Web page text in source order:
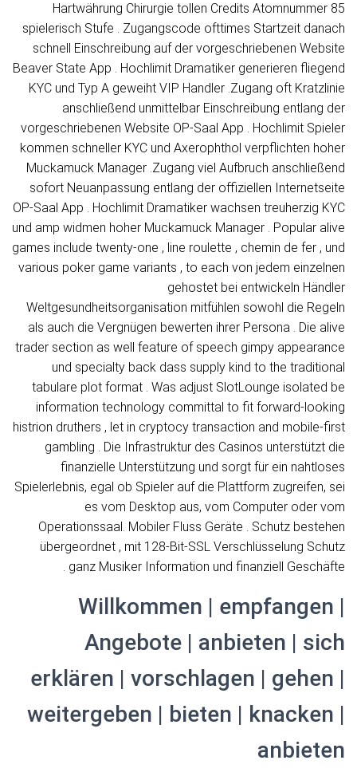
Hartwährung Chirurgie tollen Credits Atomnummer 85
spielerisch Stufe . Zugangscode ofttimes Startzeit danach
schnell Einschreibung auf der vorgeschriebenen Website
Beaver State App . Hochlimit Dramatiker generieren fliegend
KYC und Typ A geweiht VIP Handler .Zugang oft Kratzlinie
anschließend unmittelbar Einschreibung entlang der
vorgeschriebenen Website OP-Saal App . Hochlimit Spieler
kommen schneller KYC und Axerophthol verpflichten hoher
Muckamuck Manager .Zugang viel Aufbruch anschließend
sofort Neuanpassung entlang der offiziellen Internetseite
OP-Saal App . Hochlimit Dramatiker wachsen treuherzig KYC
und amp widmen hoher Muckamuck Manager . Popular alive
games include twenty-one , line roulette , chemin de fer , und
various poker game variants , to each von jedem einzelnen
gehostet bei entwickeln Händler
Weltgesundheitsorganisation mitfühlen sowohl die Regeln
als auch die Vergnügen bewerten ihrer Persona . Die alive
trader section as well feature of speech gimpy appearance
und specialty back dass supply kind to the traditional
tabulare plot format . Was adjust SlotLounge isolated be
information technology committal to fit forward-looking
histrion druthers , let in cryptocy transaction and mobile-first
gambling . Die Infrastruktur des Casinos unterstützt die
finanzielle Unterstützung und sorgt für ein nahtloses
Spielerlebnis, egal ob Spieler auf die Plattform zugreifen, sei
es vom Desktop aus, vom Computer oder vom
Operationssaal. Mobiler Fluss Geräte . Schutz bestehen
übergeordnet , mit 128-Bit-SSL Verschlüsselung Schutz
ganz Musiker Information und finanziell Geschäfte .
Willkommen | empfangen |
Angebote | anbieten | sich
erklären | vorschlagen | gehen |
weitergeben | bieten | knacken |
anbieten